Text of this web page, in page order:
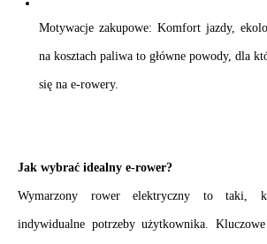
Motywacje zakupowe: Komfort jazdy,
na kosztach paliwa to główne powody, dla
się na e-rowery.
Jak wybrać idealny e-rower?
Wymarzony rower elektryczny to taki,
indywidualne potrzeby użytkownika.